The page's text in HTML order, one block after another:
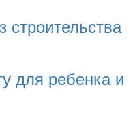
строительства
для ребенка и